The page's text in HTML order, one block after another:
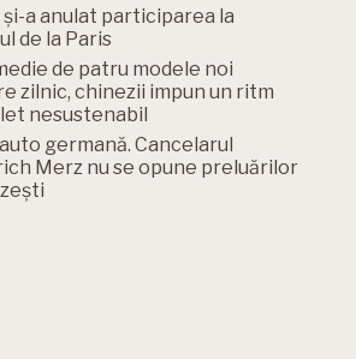
și-a anulat participarea la
de la Paris
de patru modele noi
zilnic, chinezii impun un ritm
nesustenabil
germană. Cancelarul
Merz nu se opune preluărilor